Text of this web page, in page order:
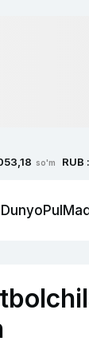
so'm RUB :
DunyoPul